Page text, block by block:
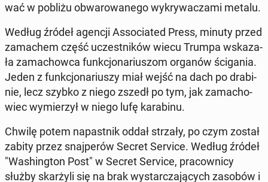
wać w pobliżu ob­wa­ro­wa­ne­go wy­kry­wa­cza­mi metalu.
Według źródeł agencji As­so­cia­ted Press, minuty przed
za­ma­chem część uczest­ni­ków wiecu Trumpa wska­za­
ła za­ma­chow­ca funk­cjo­na­riu­szom organów ści­ga­nia.
Jeden z funk­cjo­na­riu­szy miał wejść na dach po dra­bi­
nie, lecz szybko z niego zszedł po tym, jak za­ma­cho­
wiec wy­mie­rzył w niego lufę ka­ra­bi­nu.
Chwilę potem na­past­nik oddał strzały, po czym został
zabity przez snaj­pe­rów Secret Service. Według źródeł
"Wa­shing­ton Post" w Secret Service, pra­cow­ni­cy
służby skar­ży­li się na brak wy­star­cza­ją­cych zasobów i